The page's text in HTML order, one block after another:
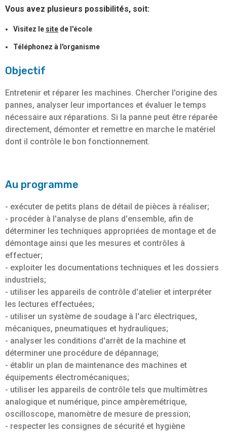
Objectif
Entretenir et réparer les machines. Chercher l'origine des
pannes, analyser leur importances et évaluer le temps
nécessaire aux réparations. Si la panne peut être réparée
directement, démonter et remettre en marche le matériel
dont il contrôle le bon fonctionnement.
Au programme
- exécuter de petits plans de détail de pièces à réaliser;
- procéder à l'analyse de plans d'ensemble, afin de
déterminer les techniques appropriées de montage et de
démontage ainsi que les mesures et contrôles à
effectuer;
- exploiter les documentations techniques et les dossiers
industriels;
- utiliser les appareils de contrôle d'atelier et interpréter
les lectures effectuées;
- utiliser un système de soudage à l'arc électriques,
mécaniques, pneumatiques et hydrauliques;
- analyser les conditions d'arrêt de la machine et
déterminer une procédure de dépannage;
- établir un plan de maintenance des machines et
équipements électromécaniques;
- utiliser les appareils de contrôle tels que multimètres
analogique et numérique, pince ampèremétrique,
oscilloscope, manomètre de mesure de pression;
- respecter les consignes de sécurité et hygiène
Vous avez plusieurs possibilités, soit:
Visitez le site de l'école
Téléphonez à l'organisme